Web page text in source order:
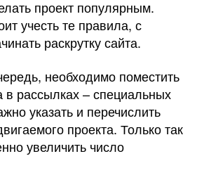
проект популярным.
учесть те правила, с
раскрутку сайта.
необходимо поместить
в рассылках – специальных
указать и перечислить
проекта. Только так
увеличить число